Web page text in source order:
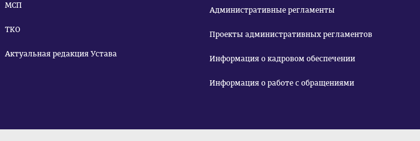
МСП
ТКО
Актуальная редакция Устава
Административные регламенты
Проекты административных регламентов
Информация о кадровом обеспечении
Информация о работе с обращениями